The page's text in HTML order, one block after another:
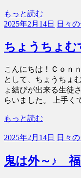
もっと読む
2025年2月14日
日々
ちょうちょむ
こんにちは！Ｃｏｎ
として、ちょうちょ
ょ結びが出来る生徒
らいました。 上手く
もっと読む
2025年2月14日 日々
鬼は外～♪ 福